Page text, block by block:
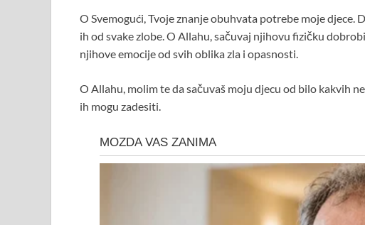
O Svemogući, Tvoje znanje obuhvata potrebe moje djece.
ih od svake zlobe. O Allahu, sačuvaj njihovu fizičku
njihove emocije od svih oblika zla i opasnosti.
O Allahu, molim te da sačuvaš moju djecu od bilo kakvih
ih mogu zadesiti.